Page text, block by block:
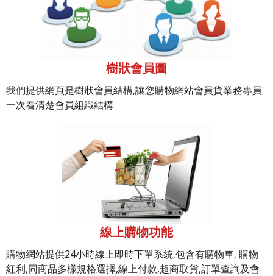
樹狀會員圖
我們提供網頁是樹狀會員結構,讓您購物網站會員貨業務專員
一次看清楚會員組織結構
線上購物功能
購物網站提供24小時線上即時下單系統,包含有購物車, 購物
紅利,同商品多樣規格選擇,線上付款,超商取貨,訂單查詢及會